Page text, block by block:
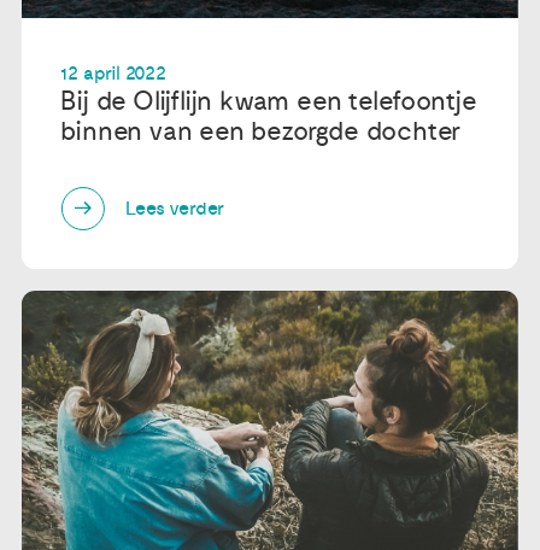
12 april 2022
Bij de Olijflijn kwam een telefoontje
binnen van een bezorgde dochter
Lees verder